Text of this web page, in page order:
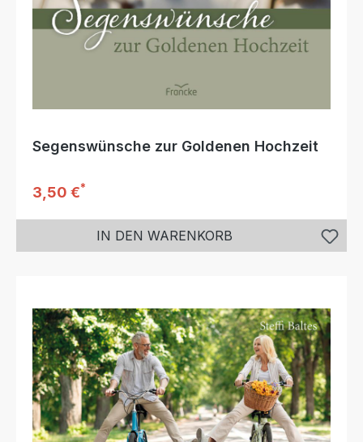
Segenswünsche zur Goldenen Hochzeit
Regulärer Preis:
3,50 €*
IN DEN WARENKORB